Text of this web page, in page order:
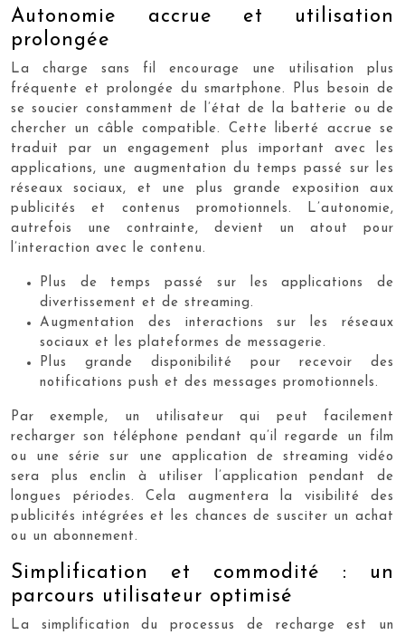
Autonomie accrue et utilisation
prolongée
La charge sans fil encourage une utilisation plus
fréquente et prolongée du smartphone. Plus besoin de
se soucier constamment de l’état de la batterie ou de
chercher un câble compatible. Cette liberté accrue se
traduit par un engagement plus important avec les
applications, une augmentation du temps passé sur les
réseaux sociaux, et une plus grande exposition aux
publicités et contenus promotionnels. L’autonomie,
autrefois une contrainte, devient un atout pour
l’interaction avec le contenu.
Plus de temps passé sur les applications de
divertissement et de streaming.
Augmentation des interactions sur les réseaux
sociaux et les plateformes de messagerie.
Plus grande disponibilité pour recevoir des
notifications push et des messages promotionnels.
Par exemple, un utilisateur qui peut facilement
recharger son téléphone pendant qu’il regarde un film
ou une série sur une application de streaming vidéo
sera plus enclin à utiliser l’application pendant de
longues périodes. Cela augmentera la visibilité des
publicités intégrées et les chances de susciter un achat
ou un abonnement.
Simplification et commodité : un
parcours utilisateur optimisé
La simplification du processus de recharge est un